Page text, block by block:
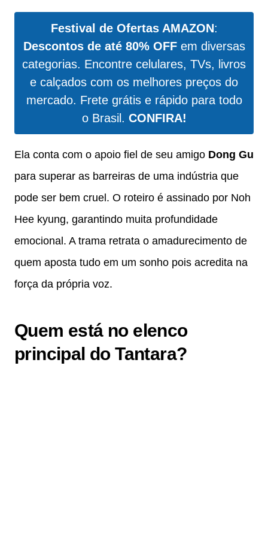
Festival de Ofertas AMAZON:
Descontos de até 80% OFFem diversas
categorias. Encontre celulares, TVs, livros
e calçados com os melhores preços do
mercado. Frete grátis e rápido para todo
o Brasil. CONFIRA!
Ela conta com o apoio fiel de seu amigo Dong Gu
para superar as barreiras de uma indústria que
pode ser bem cruel. O roteiro é assinado por Noh
Hee kyung, garantindo muita profundidade
emocional. A trama retrata o amadurecimento de
quem aposta tudo em um sonho pois acredita na
força da própria voz.
Quem está no elenco
principal do Tantara?